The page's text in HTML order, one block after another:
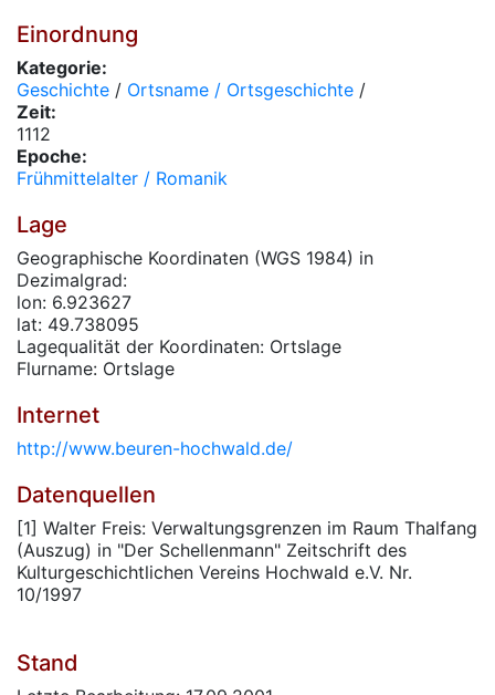
Einordnung
Kategorie:
Geschichte / Ortsname / Ortsgeschichte /
Zeit:
1112
Epoche:
Frühmittelalter / Romanik
Lage
Geographische Koordinaten (WGS 1984) in
Dezimalgrad:
lon: 6.923627
lat: 49.738095
Lagequalität der Koordinaten: Ortslage
Flurname: Ortslage
Internet
http://www.beuren-hochwald.de/
Datenquellen
[1] Walter Freis: Verwaltungsgrenzen im Raum Thalfang
(Auszug) in "Der Schellenmann" Zeitschrift des
Kulturgeschichtlichen Vereins Hochwald e.V. Nr.
10/1997
Stand